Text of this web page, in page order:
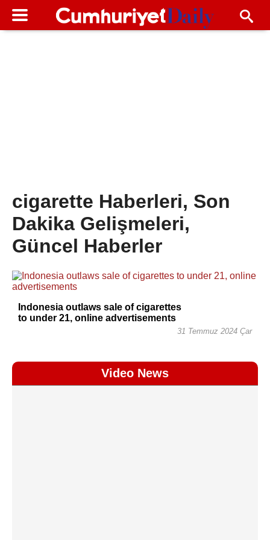
cigarette Haberleri, Son
Dakika Gelişmeleri,
Güncel Haberler
Indonesia outlaws sale of cigarettes
to under 21, online advertisements
31 Temmuz 2024 Çar
Video News